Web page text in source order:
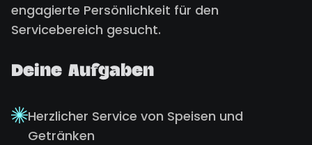
engagierte Persönlichkeit für den
Servicebereich gesucht.
Deine Aufgaben
Herzlicher Service von Speisen und
Getränken